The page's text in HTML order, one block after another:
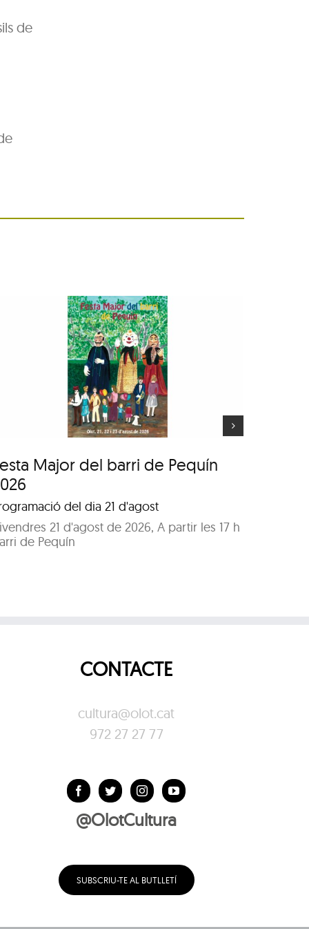
de
Major del barri de Pequín
del dia 21 d'agost
21 d'agost de 2026, A partir les 17 h
de Pequín
Festa Major del barri
de Pequín 2026
CONTACTE
cultura@olot.cat
972 27 27 77
@OlotCultura
SUBSCRIU-TE AL BUTLLETÍ